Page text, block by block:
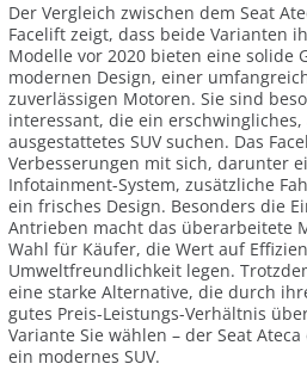
Der Vergleich zwischen dem Seat
Facelift zeigt, dass beide Varianten
Modelle vor 2020 bieten eine solide
modernen Design, einer
zuverlässigen Motoren. Sie sind
interessant, die ein
ausgestattetes SUV suchen. Das
Verbesserungen mit sich, darunter
Infotainment-System, zusätzliche
ein frisches Design. Besonders die
Antrieben macht das überarbeitete
Wahl für Käufer, die Wert auf
Umweltfreundlichkeit legen.
eine starke Alternative, die durch
gutes Preis-Leistungs-Verhältnis
Variante Sie wählen – der Seat
ein modernes SUV.